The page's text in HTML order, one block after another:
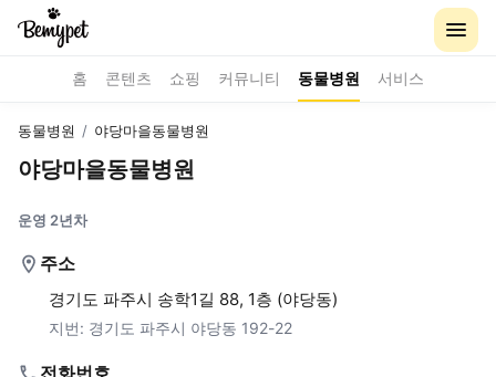
홈 콘텐츠 쇼핑 커뮤니티 동물병원 서비스
동물병원 / 야당마을동물병원
야당마을동물병원
운영 2년차
주소
경기도 파주시 송학1길 88, 1층 (야당동)
지번: 경기도 파주시 야당동 192-22
전화번호